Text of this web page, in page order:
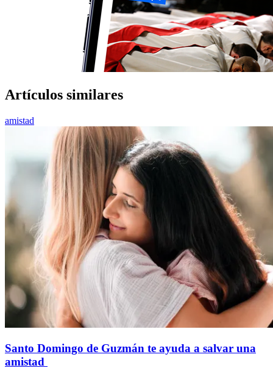
Artículos similares
amistad
Santo Domingo de Guzmán te ayuda a salvar una
amistad